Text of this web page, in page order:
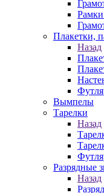
Плакетки,
Назад
Вымпелы
Тарелки
Назад
Разрядные
Назад